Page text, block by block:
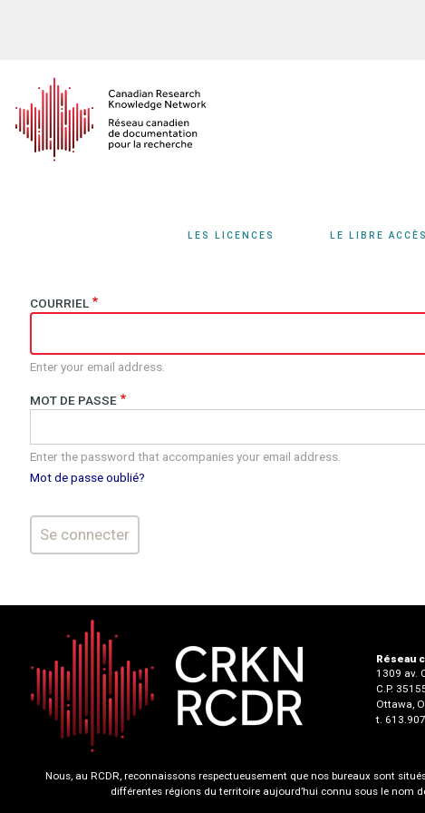
principal
LES LICENCES LE LIBRE ACCÈS
COURRIEL
Enter your email address.
MOT DE PASSE
Enter the password that accompanies your email address.
Mot de passe oublié?
Réseau
1309 av.
C.P.
Ottawa,
t.
Nous, au RCDR, reconnaissons respectueusement que nos bureaux sont
différentes régions du territoire aujourd’hui connu sous le nom